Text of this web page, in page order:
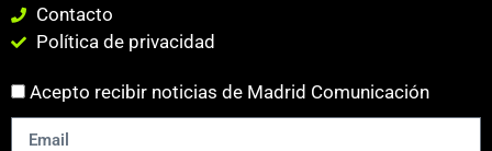
Contacto
Política de privacidad
Acepto recibir noticias de Madrid Comunicación